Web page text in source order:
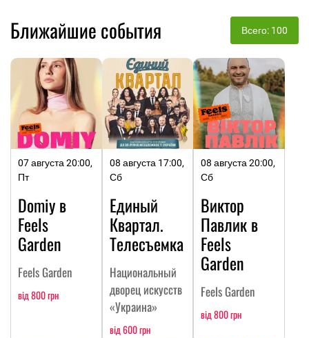
Ближайшие события Всего: 100
07 августа 20:00,
Пт
Domiy в
Feels
Garden
Feels Garden
від 800 грн
08 августа 17:00,
Сб
Единый
Квартал.
Телесъемка
Национальный
дворец искусств
«Украина»
від 600 грн
08 августа 20:00,
Сб
Виктор
Павлик в
Feels
Garden
Feels Garden
від 800 грн